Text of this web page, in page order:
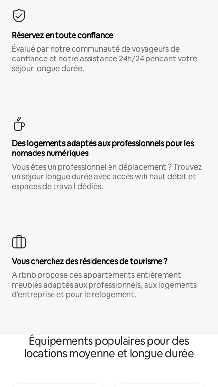
Réservez en toute confiance
Évalué par notre communauté de voyageurs de
confiance et notre assistance 24h/24 pendant votre
séjour longue durée.
Des logements adaptés aux professionnels pour les
nomades numériques
Vous êtes un professionnel en déplacement ? Trouvez
un séjour longue durée avec accès wifi haut débit et
espaces de travail dédiés.
Vous cherchez des résidences de tourisme ?
Airbnb propose des appartements entièrement
meublés adaptés aux professionnels, aux logements
d'entreprise et pour le relogement.
Équipements populaires pour des
locations moyenne et longue durée